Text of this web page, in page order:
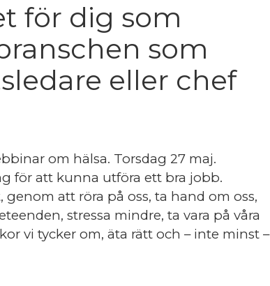
för dig som
som
eller chef
om hälsa. Torsdag 27 maj.
för att kunna utföra ett bra jobb.
genom att röra på oss, ta hand om oss,
stressa mindre, ta vara på våra
vi tycker om, äta rätt och – inte minst –